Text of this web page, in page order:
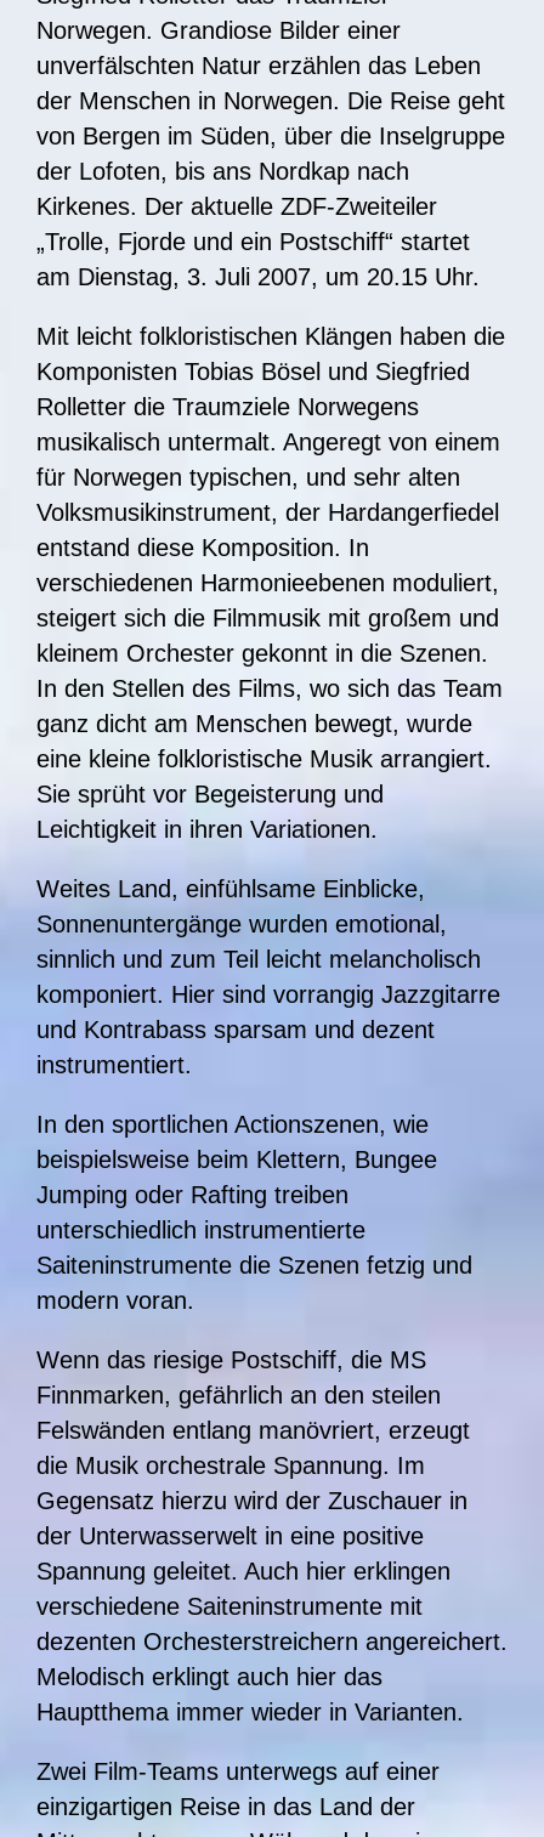
Norwegen. Grandiose Bilder einer
unverfälschten Natur erzählen das Leben
der Menschen in Norwegen. Die Reise geht
von Bergen im Süden, über die Inselgruppe
der Lofoten, bis ans Nordkap nach
Kirkenes. Der aktuelle ZDF-Zweiteiler
„Trolle, Fjorde und ein Postschiff“ startet
am Dienstag, 3. Juli 2007, um 20.15 Uhr.
Mit leicht folkloristischen Klängen haben die
Komponisten Tobias Bösel und Siegfried
Rolletter die Traumziele Norwegens
musikalisch untermalt. Angeregt von einem
für Norwegen typischen, und sehr alten
Volksmusikinstrument, der Hardangerfiedel
entstand diese Komposition. In
verschiedenen Harmonieebenen moduliert,
steigert sich die Filmmusik mit großem und
kleinem Orchester gekonnt in die Szenen.
In den Stellen des Films, wo sich das Team
ganz dicht am Menschen bewegt, wurde
eine kleine folkloristische Musik arrangiert.
Sie sprüht vor Begeisterung und
Leichtigkeit in ihren Variationen.
Weites Land, einfühlsame Einblicke,
Sonnenuntergänge wurden emotional,
sinnlich und zum Teil leicht melancholisch
komponiert. Hier sind vorrangig Jazzgitarre
und Kontrabass sparsam und dezent
instrumentiert.
In den sportlichen Actionszenen, wie
beispielsweise beim Klettern, Bungee
Jumping oder Rafting treiben
unterschiedlich instrumentierte
Saiteninstrumente die Szenen fetzig und
modern voran.
Wenn das riesige Postschiff, die MS
Finnmarken, gefährlich an den steilen
Felswänden entlang manövriert, erzeugt
die Musik orchestrale Spannung. Im
Gegensatz hierzu wird der Zuschauer in
der Unterwasserwelt in eine positive
Spannung geleitet. Auch hier erklingen
verschiedene Saiteninstrumente mit
dezenten Orchesterstreichern angereichert.
Melodisch erklingt auch hier das
Hauptthema immer wieder in Varianten.
Zwei Film-Teams unterwegs auf einer
einzigartigen Reise in das Land der